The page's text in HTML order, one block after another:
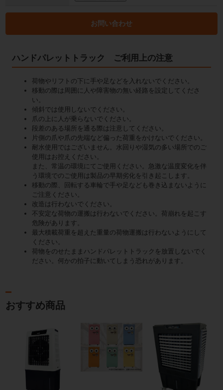
お問い合わせ
ハンドパレットトラック ご利用上の注意
荷物やリフトの下に手や足などを入れないでください。
移動の際は周囲に人や障害物の無い経路を設定してくださ
い。
傾斜では使用しないでください。
爪の上に人が乗らないでください。
段差のある場所を通る際は注意してください。
片側の爪や爪の先端など偏った荷重をかけないでください。
耐水使用ではございません。水回りや湿気の多い場所でのご
使用はお控えください。
また、常温の環境にてご使用ください。急激な温度変化を伴
う環境でのご使用は製品の早期劣化を引き起こします。
移動の際、回転する車輪で手や足なども巻き込まないように
ご注意ください。
改造は行わないでください。
不安定な荷物の運搬は行わないでください。荷崩れを起こす
危険があります。
最大積載荷重を超えた重量の荷物運搬は行わないようにして
ください。
荷物をのせたままハンドパレットトラックを放置しないでく
ださい。何かの拍子に動いてしまう恐れがあります。
おすすめ商品